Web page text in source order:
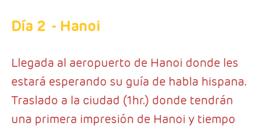
Día 2 - Hanoi
Llegada al aeropuerto de Hanoi donde les
estará esperando su guía de habla hispana.
Traslado a la ciudad (1hr.) donde tendrán
una primera impresión de Hanoi y tiempo